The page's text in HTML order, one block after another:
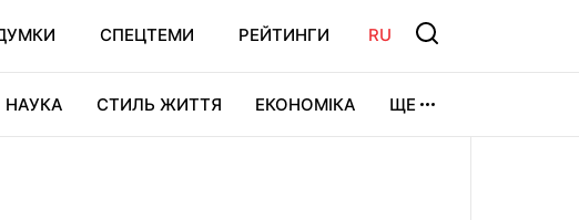
СПЕЦТЕМИ РЕЙТИНГИ RU
НАУКА СТИЛЬ ЖИТТЯ ЕКОНОМІКА ЩЕ